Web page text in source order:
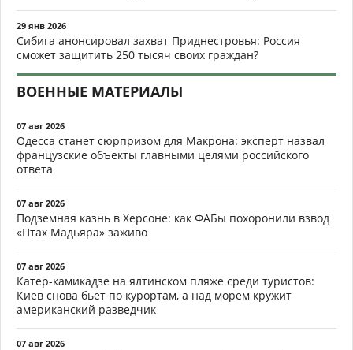
29 янв 2026
Сибига анонсировал захват Приднестровья: Россия
сможет защитить 250 тысяч своих граждан?
ВОЕННЫЕ МАТЕРИАЛЫ
07 авг 2026
Одесса станет сюрпризом для Макрона: эксперт назвал
французские объекты главными целями российского
ответа
07 авг 2026
Подземная казнь в Херсоне: как ФАБы похоронили взвод
«Птах Мадьяра» заживо
07 авг 2026
Катер-камикадзе на ялтинском пляже среди туристов:
Киев снова бьёт по курортам, а над морем кружит
американский разведчик
07 авг 2026